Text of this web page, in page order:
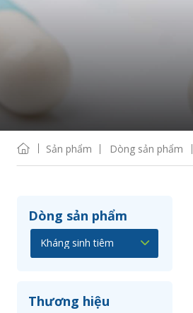
Sản phẩm Dòng sản phẩm
Dòng sản phẩm
Thương hiệu